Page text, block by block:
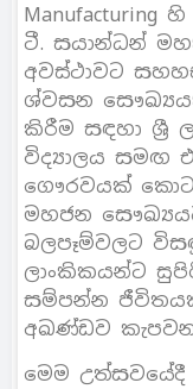
Manufacturing
ටී. සයාන්ධන්
අවස්ථාවට
ශ්වසන
කිරීම සඳහා ශ්‍රී
විද්‍යාලය සමඟ
ගෞරවයක් කොට
මහජන
බලපෑම්වලට
ලාංකිකයන්ට
සම්පන්න
අඛණ්ඩව
මෙම උත්සවයේදී